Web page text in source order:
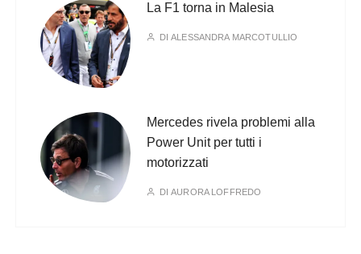
La F1 torna in Malesia
DIALESSANDRA MARCOTULLIO
Mercedes rivela problemi alla
Power Unit per tutti i
motorizzati
DIAURORA LOFFREDO